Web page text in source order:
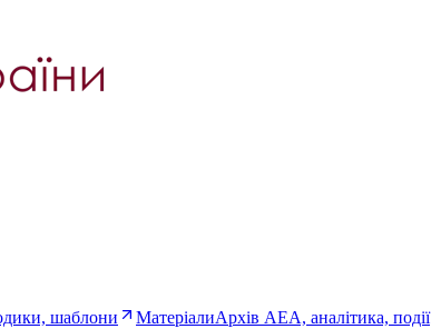
шаблони МатеріалиАрхів AEA, аналітика, події